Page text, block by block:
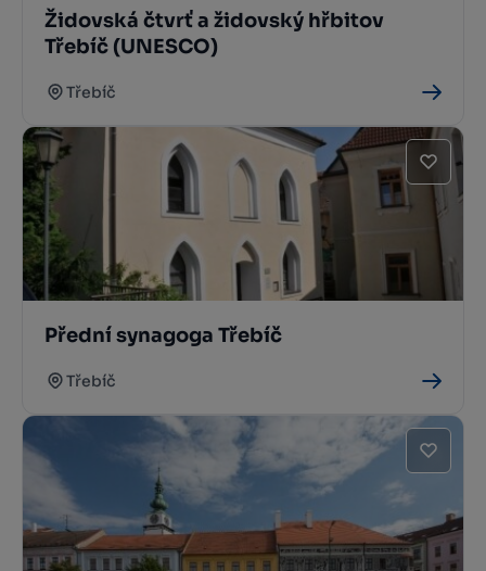
Židovská čtvrť a židovský hřbitov
Třebíč (UNESCO)
Třebíč
Přední synagoga Třebíč
Třebíč